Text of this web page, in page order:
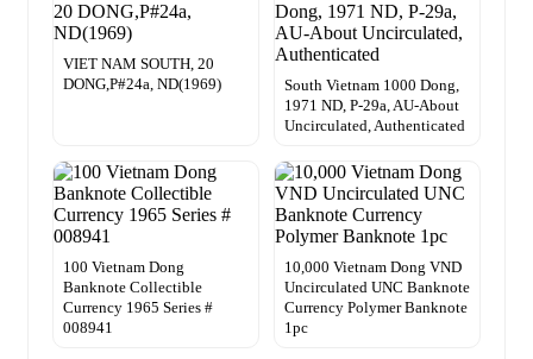
VIET NAM SOUTH, 20
DONG,P#24a, ND(1969)
South Vietnam 1000 Dong,
1971 ND, P-29a, AU-About
Uncirculated, Authenticated
100 Vietnam Dong
Banknote Collectible
Currency 1965 Series #
008941
10,000 Vietnam Dong VND
Uncirculated UNC Banknote
Currency Polymer Banknote
1pc